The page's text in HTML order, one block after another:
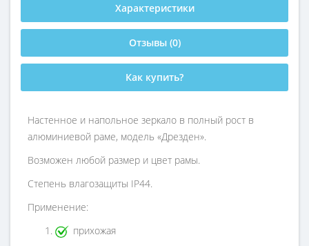
Характеристики
Отзывы (0)
Как купить?
Настенное и напольное зеркало в полный рост в
алюминиевой раме, модель «Дрезден».
Возможен любой размер и цвет рамы.
Степень влагозащиты IP44.
Применение:
прихожая